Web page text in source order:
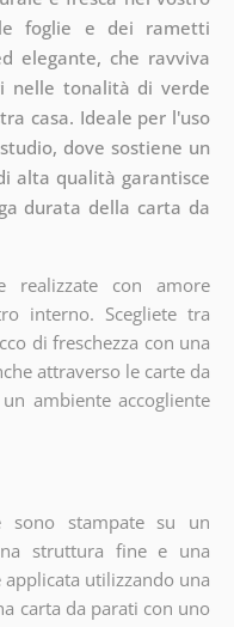
foglie e dei rametti
elegante, che ravviva
nelle tonalità di verde
casa. Ideale per l'uso
dove sostiene un
alta qualità garantisce
durata della carta da
realizzate con amore
interno. Scegliete tra
di freschezza con una
attraverso le carte da
ambiente accogliente
sono stampate su un
struttura fine e una
utilizzando una
carta da parati con uno